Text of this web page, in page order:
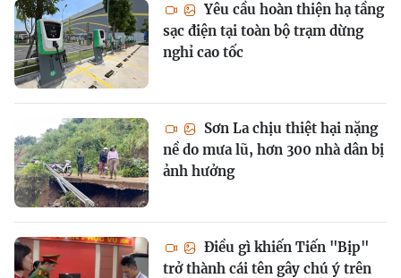
Yêu cầu hoàn thiện hạ tầng
sạc điện tại toàn bộ trạm dừng
nghỉ cao tốc
Sơn La chịu thiệt hại nặng
nề do mưa lũ, hơn 300 nhà dân bị
ảnh hưởng
Điều gì khiến Tiến "Bịp"
trở thành cái tên gây chú ý trên